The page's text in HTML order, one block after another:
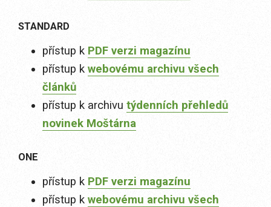
STANDARD
přístup k PDF verzi magazínu
přístup k webovému archivu všech
článků
přístup k archivu týdenních přehledů
novinek Moštárna
ONE
přístup k PDF verzi magazínu
přístup k webovému archivu všech